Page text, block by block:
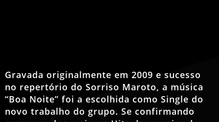
Gravada originalmente em 2009 e sucesso
no repertório do Sorriso Maroto, a música
“Boa Noite” foi a escolhida como Single do
novo trabalho do grupo. Se confirmando